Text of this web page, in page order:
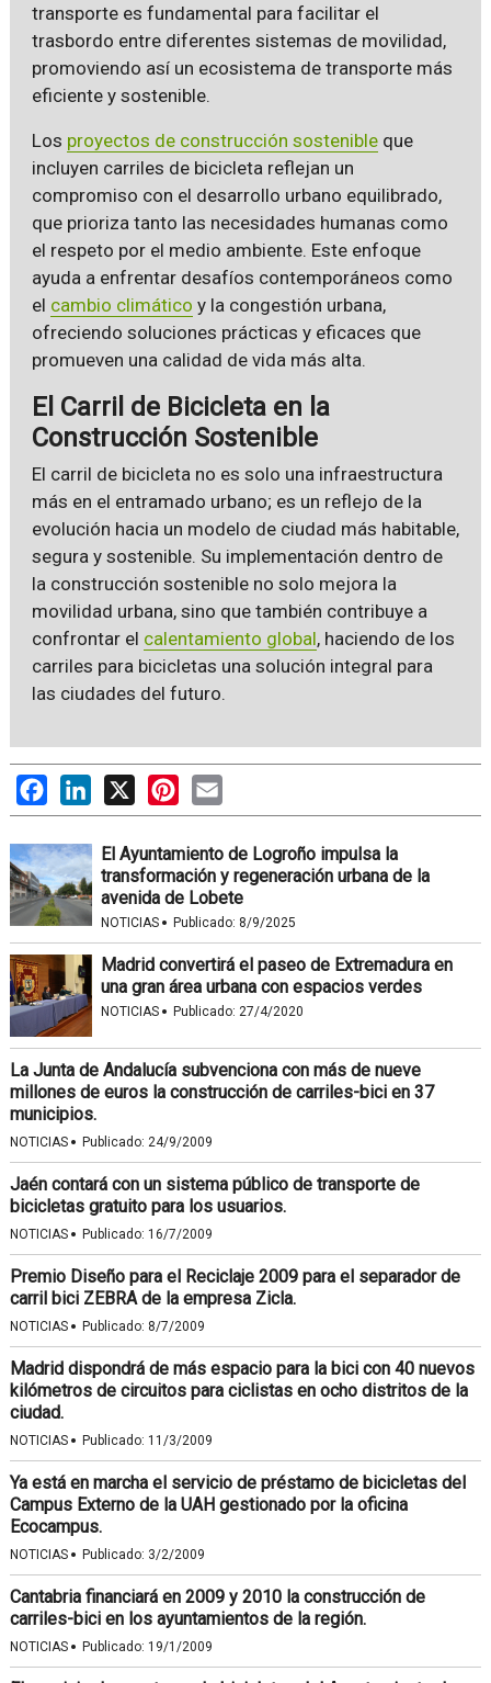
transporte es fundamental para facilitar el
trasbordo entre diferentes sistemas de movilidad,
promoviendo así un ecosistema de transporte más
eficiente y sostenible.
Los proyectos de construcción sostenibleque
incluyen carriles de bicicleta reflejan un
compromiso con el desarrollo urbano equilibrado,
que prioriza tanto las necesidades humanas como
el respeto por el medio ambiente. Este enfoque
ayuda a enfrentar desafíos contemporáneos como
el cambio climático y la congestión urbana,
ofreciendo soluciones prácticas y eficaces que
promueven una calidad de vida más alta.
El Carril de Bicicleta en la
Construcción Sostenible
El carril de bicicleta no es solo una infraestructura
más en el entramado urbano; es un reflejo de la
evolución hacia un modelo de ciudad más habitable,
segura y sostenible. Su implementación dentro de
la construcción sostenible no solo mejora la
movilidad urbana, sino que también contribuye a
confrontar el calentamiento global, haciendo de los
carriles para bicicletas una solución integral para
las ciudades del futuro.
FacebookLinkedIn
X PinterestEmail
El Ayuntamiento de Logroño impulsa la
transformación y regeneración urbana de la
avenida de Lobete
NOTICIAS · Publicado: 8/9/2025
Madrid convertirá el paseo de Extremadura en
una gran área urbana con espacios verdes
NOTICIAS · Publicado: 27/4/2020
La Junta de Andalucía subvenciona con más de nueve
millones de euros la construcción de carriles-bici en 37
municipios.
NOTICIAS · Publicado: 24/9/2009
Jaén contará con un sistema público de transporte de
bicicletas gratuito para los usuarios.
NOTICIAS · Publicado: 16/7/2009
Premio Diseño para el Reciclaje 2009 para el separador de
carril bici ZEBRA de la empresa Zicla.
NOTICIAS · Publicado: 8/7/2009
Madrid dispondrá de más espacio para la bici con 40 nuevos
kilómetros de circuitos para ciclistas en ocho distritos de la
ciudad.
NOTICIAS · Publicado: 11/3/2009
Ya está en marcha el servicio de préstamo de bicicletas del
Campus Externo de la UAH gestionado por la oficina
Ecocampus.
NOTICIAS · Publicado: 3/2/2009
Cantabria financiará en 2009 y 2010 la construcción de
carriles-bici en los ayuntamientos de la región.
NOTICIAS · Publicado: 19/1/2009